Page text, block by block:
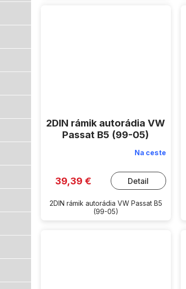
2DIN rámik autorádia VW
Passat B5 (99-05)
Na ceste
39,39 € Detail
2DIN rámik autorádia VW Passat B5
(99-05)